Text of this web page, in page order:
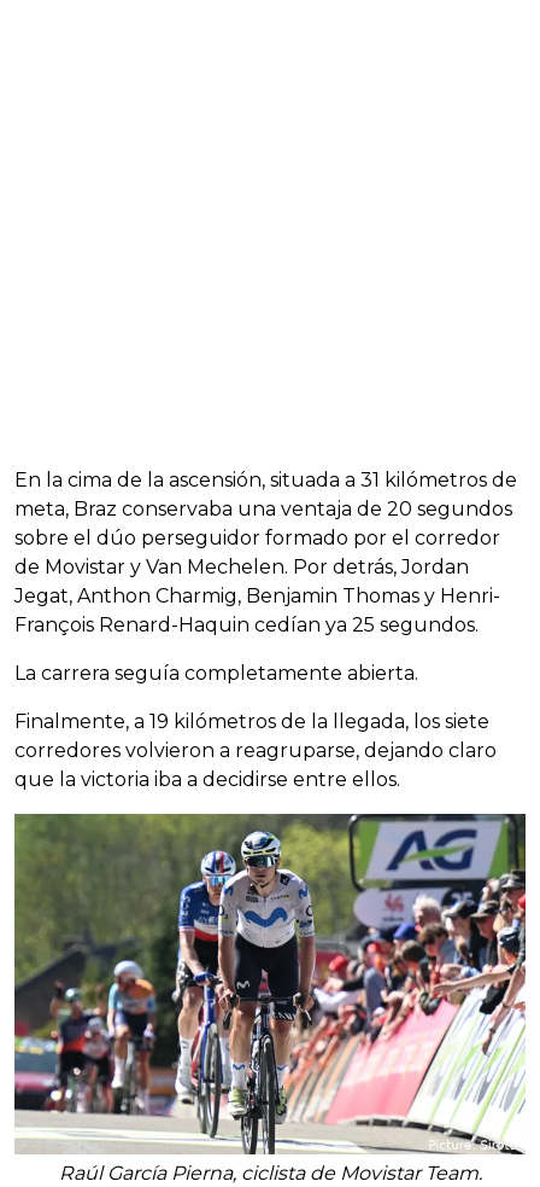
En la cima de la ascensión, situada a 31 kilómetros de
meta, Braz conservaba una ventaja de 20 segundos
sobre el dúo perseguidor formado por el corredor
de Movistar y Van Mechelen. Por detrás, Jordan
Jegat, Anthon Charmig, Benjamin Thomas y Henri-
François Renard-Haquin cedían ya 25 segundos.
La carrera seguía completamente abierta.
Finalmente, a 19 kilómetros de la llegada, los siete
corredores volvieron a reagruparse, dejando claro
que la victoria iba a decidirse entre ellos.
Raúl García Pierna, ciclista de Movistar Team.